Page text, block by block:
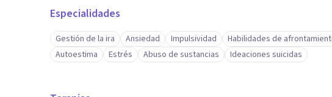
Especialidades
Gestión de la ira Ansiedad Impulsividad Habilidades de
Autoestima
Estrés Abuso de sustancias Ideaciones suicidas